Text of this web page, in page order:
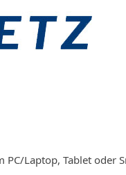
Laptop, Tablet oder